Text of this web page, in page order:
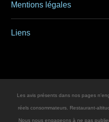
Mentions légales
Liens
Les avis présents dans nos pages
réels consommateurs. Restaurant-
Nous nous engageons à ne pas